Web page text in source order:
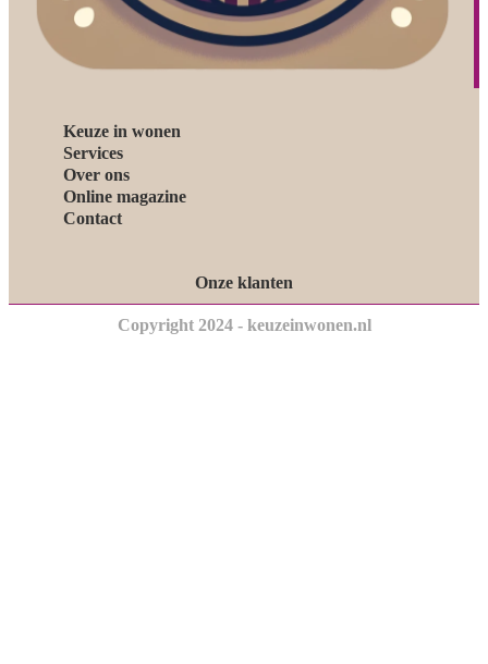
Keuze in wonen
Services
Over ons
Online magazine
Contact
Onze klanten
Copyright 2024 - keuzeinwonen.nl